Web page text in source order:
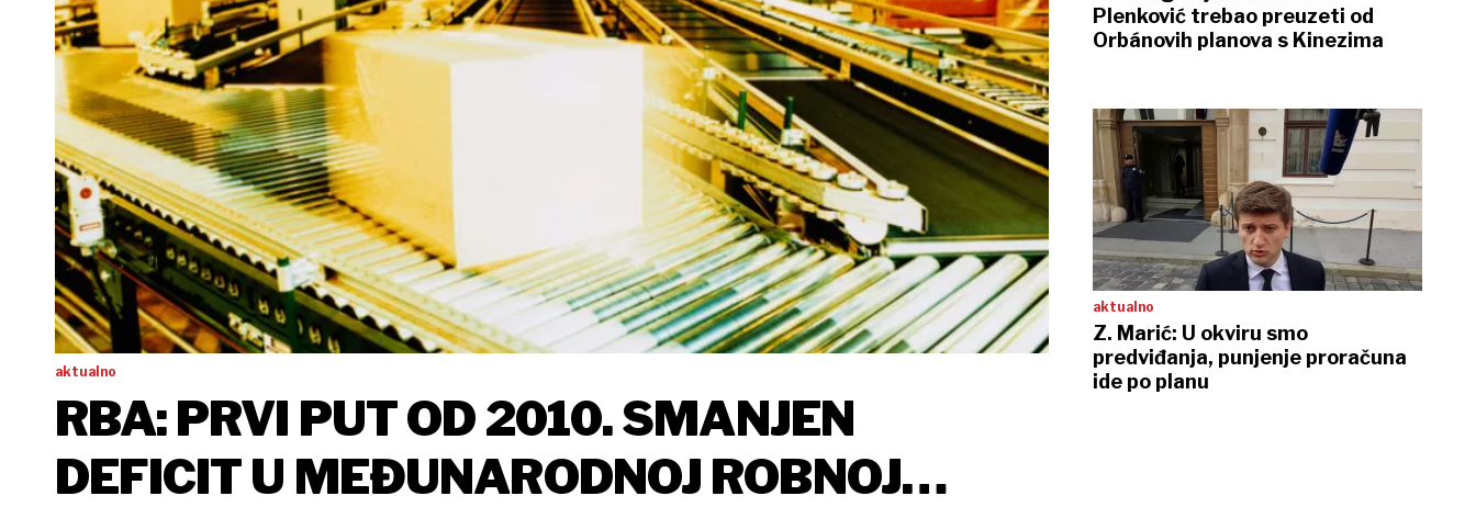
aktualno
RBA: PRVI PUT OD 2010. SMANJEN
DEFICIT U MEĐUNARODNOJ ROBNOJ
Plenković trebao preuzeti od
Orbánovih planova s Kinezima
aktualno
Z. Marić: U okviru smo
predviđanja, punjenje proračuna
ide po planu